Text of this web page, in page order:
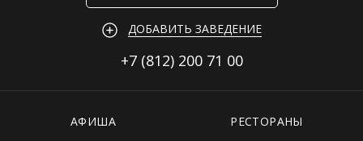
ДОБАВИТЬ ЗАВЕДЕНИЕ
+7 (812) 200 71 00
АФИША
РЕСТОРАНЫ